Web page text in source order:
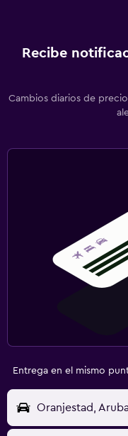
Recibe
Cambios diarios de
Entrega en el mismo
Oranjestad,